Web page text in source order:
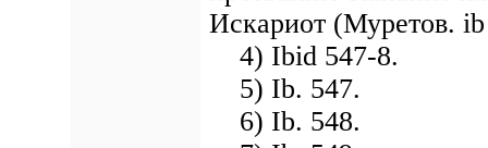
Искариот (Муретов.
4) Ibid 547-8.
5) Ib. 547.
6) Ib. 548.